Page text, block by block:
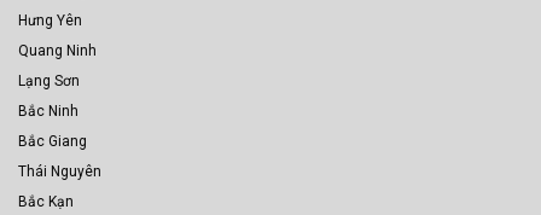
Hưng Yên
Quang Ninh
Lạng Sơn
Bắc Ninh
Bắc Giang
Thái Nguyên
Bắc Kạn